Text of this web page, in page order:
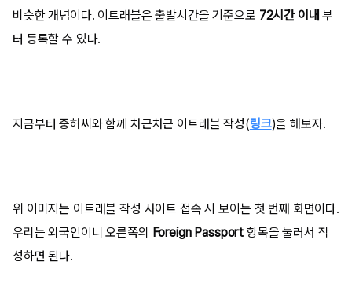
비슷한 개념이다. 이트래블은 출발시간을 기준으로 72시간 이내부
터 등록할 수 있다.
지금부터 중허씨와 함께 차근차근 이트래블 작성(링크)을 해보자.
위 이미지는 이트래블 작성 사이트 접속 시 보이는 첫 번째 화면이다.
우리는 외국인이니 오른쪽의 Foreign Passport 항목을 눌러서 작
성하면 된다.